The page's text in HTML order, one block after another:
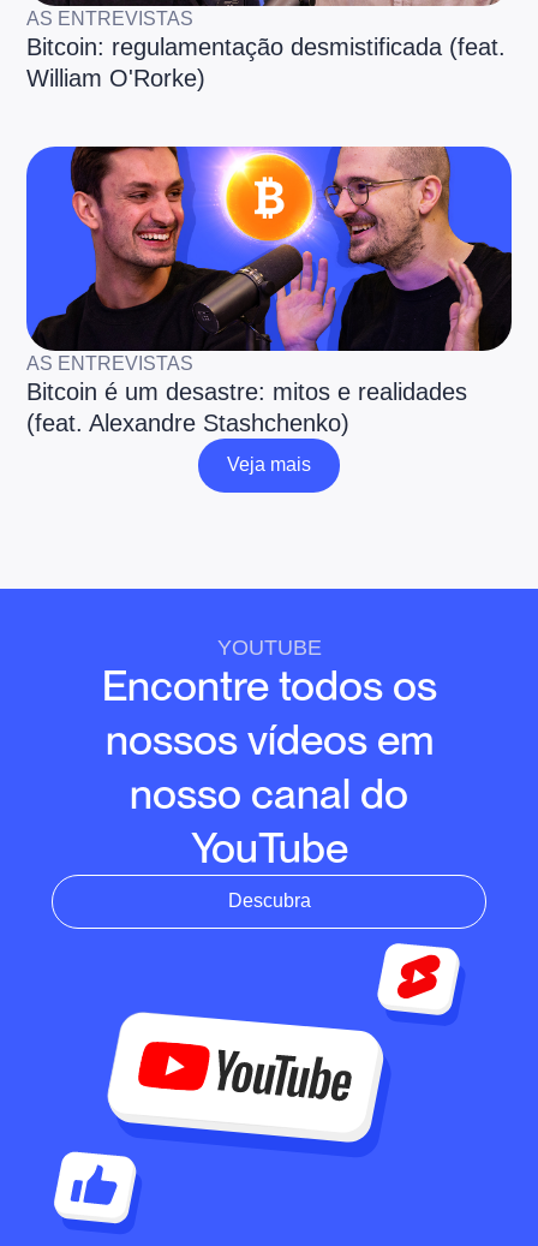
AS ENTREVISTAS
Bitcoin: regulamentação desmistificada (feat.
William O'Rorke)
AS ENTREVISTAS
Bitcoin é um desastre: mitos e realidades
(feat. Alexandre Stashchenko)
Veja mais
Veja mais
YOUTUBE
Encontre todos os
nossos vídeos em
nosso canal do
YouTube
Descubra